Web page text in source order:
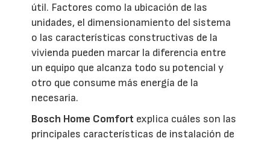
útil. Factores como la ubicación de las
unidades, el dimensionamiento del sistema
o las características constructivas de la
vivienda pueden marcar la diferencia entre
un equipo que alcanza todo su potencial y
otro que consume más energía de la
necesaria.
Bosch Home Comfort explica cuáles son las
principales características de instalación de